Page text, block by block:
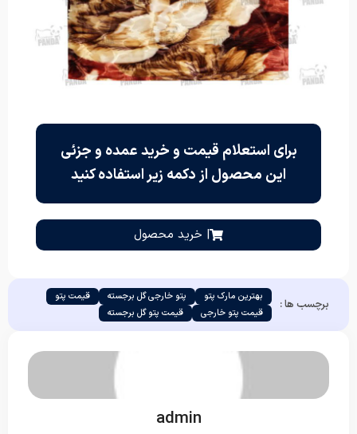
برای استعلام قیمت و خرید عمده و جزئی
این محصول از دکمه زیر استفاده کنید
| خرید محصول
برچسب ها : بهترین مارک پتو پتو خارجی گل برجسته
قیمت پتو
قیمت پتو خارجی
قیمت پتو گل برجسته
admin